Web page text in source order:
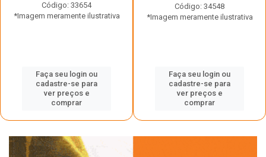
Código: 33654
*Imagem meramente ilustrativa
Faça seu login ou
cadastre-se para
ver preços e
comprar
Código: 34548
*Imagem meramente ilustrativa
Faça seu login ou
cadastre-se para
ver preços e
comprar